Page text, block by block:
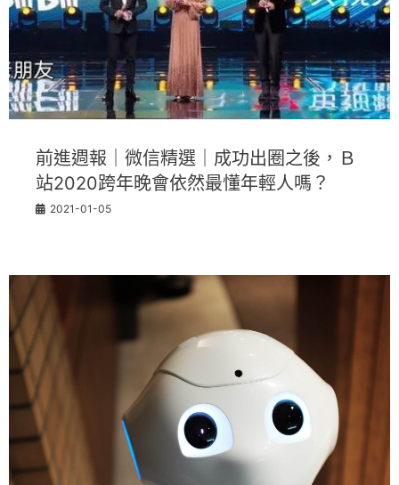
前進週報｜微信精選｜成功出圈之後，Ｂ
站2020跨年晚會依然最懂年輕人嗎？
2021-01-05